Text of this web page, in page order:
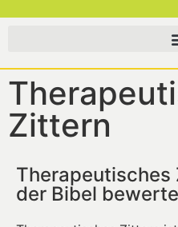
Zittern
Therapeutisches
der Bibel